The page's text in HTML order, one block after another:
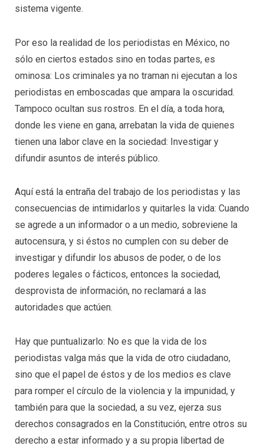
sistema vigente.
Por eso la realidad de los periodistas en México, no
sólo en ciertos estados sino en todas partes, es
ominosa: Los criminales ya no traman ni ejecutan a los
periodistas en emboscadas que ampara la oscuridad.
Tampoco ocultan sus rostros. En el día, a toda hora,
donde les viene en gana, arrebatan la vida de quienes
tienen una labor clave en la sociedad: Investigar y
difundir asuntos de interés público.
Aquí está la entraña del trabajo de los periodistas y las
consecuencias de intimidarlos y quitarles la vida: Cuando
se agrede a un informador o a un medio, sobreviene la
autocensura, y si éstos no cumplen con su deber de
investigar y difundir los abusos de poder, o de los
poderes legales o fácticos, entonces la sociedad,
desprovista de información, no reclamará a las
autoridades que actúen.
Hay que puntualizarlo: No es que la vida de los
periodistas valga más que la vida de otro ciudadano,
sino que el papel de éstos y de los medios es clave
para romper el círculo de la violencia y la impunidad, y
también para que la sociedad, a su vez, ejerza sus
derechos consagrados en la Constitución, entre otros su
derecho a estar informado y a su propia libertad de